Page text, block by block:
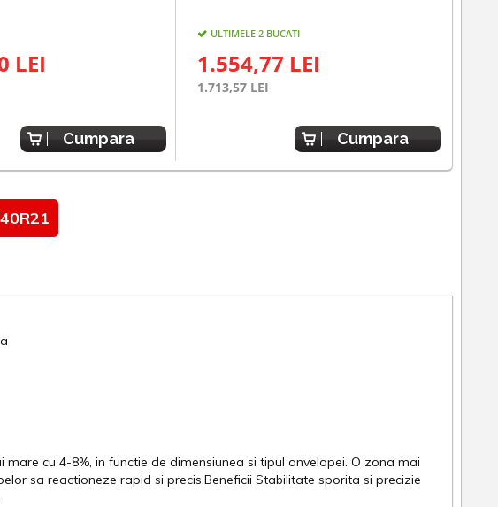
LEI
Cumpara
ULTIMELE 2 BUCATI
1.554,77 LEI
1.713,57 LEI
Cumpara
cu 4-8%, in functie de dimensiunea si tipul anvelopei. O zona mai
sa reactioneze rapid si precis.Beneficii Stabilitate sporita si precizie